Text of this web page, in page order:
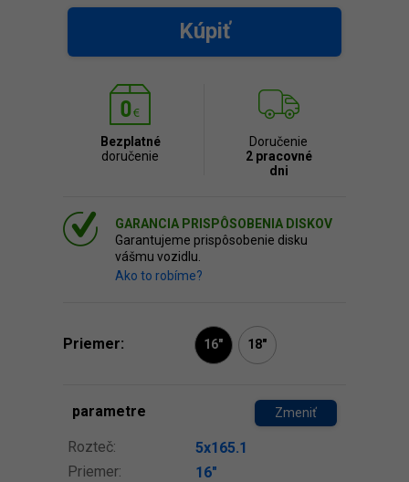
Kúpiť
Bezplatné
doručenie
Doručenie
2 pracovné
dni
GARANCIA PRISPÔSOBENIA DISKOV
Garantujeme prispôsobenie disku
vášmu vozidlu.
Ako to robíme?
Priemer: 16" 18"
parametre Zmeniť
Rozteč:
5x165.1
Priemer:
16″